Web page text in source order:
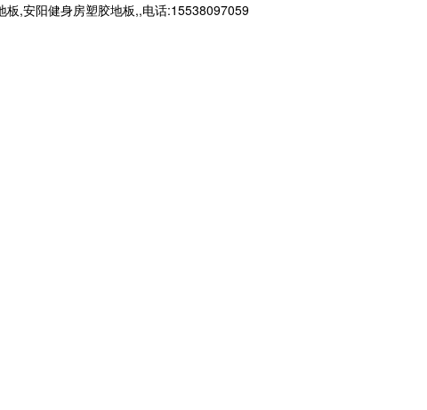
板,安阳健身房塑胶地板,,电话:15538097059